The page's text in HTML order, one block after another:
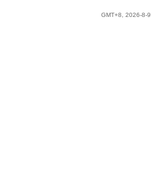
GMT+8, 2026-8-